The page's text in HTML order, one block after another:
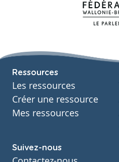
Ressources
Les ressources
Créer une ressource
Mes ressources
Suivez-nous